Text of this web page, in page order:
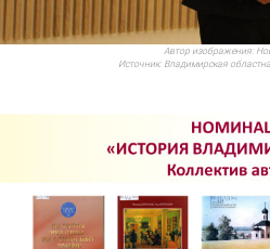
Автор изображения:
Источник: Владимирская